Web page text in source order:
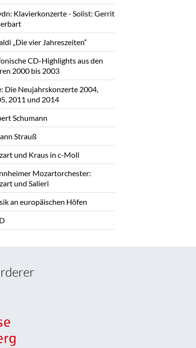
Klavierkonzerte - Solist: Gerrit
„Die vier Jahreszeiten“
CD-Highlights aus den
2000 bis 2003
Die Neujahrskonzerte 2004,
2011 und 2014
Schumann
Strauß
und Kraus in c-Moll
Mozartorchester:
und Salieri
an europäischen Höfen